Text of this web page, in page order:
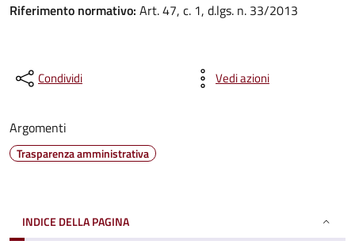
Riferimento normativo: Art. 47, c. 1, d.lgs. n. 33/2013
Condividi Vedi azioni
Argomenti
Trasparenza amministrativa
INDICE DELLA PAGINA